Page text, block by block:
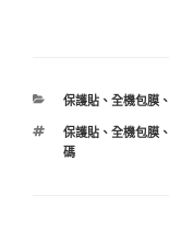
分
保護貼、 全機包膜、
標
籤
保護貼、 全機包膜、
碼